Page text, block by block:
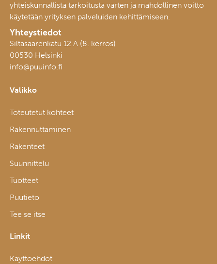
yhteiskunnallista tarkoitusta varten ja mahdollinen voitto
käytetään yrityksen palveluiden kehittämiseen.
Yhteystiedot
Siltasaarenkatu 12 A (8. kerros)
00530 Helsinki
info@puuinfo.fi
Valikko
Toteutetut kohteet
Rakennuttaminen
Rakenteet
Suunnittelu
Tuotteet
Puutieto
Tee se itse
Linkit
Käyttöehdot